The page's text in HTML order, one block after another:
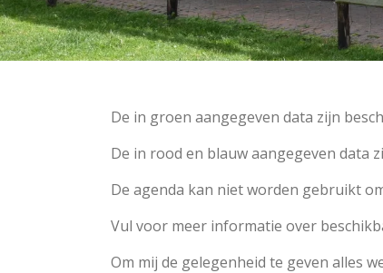
De in groen aangegeven data zijn
De in rood en blauw aangegeven data
De agenda kan niet worden gebruikt
Vul voor meer informatie over
Om mij de gelegenheid te geven alles